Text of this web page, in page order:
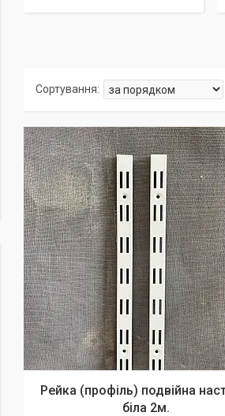
Рейка (профіль) подвійна
біла 2м.